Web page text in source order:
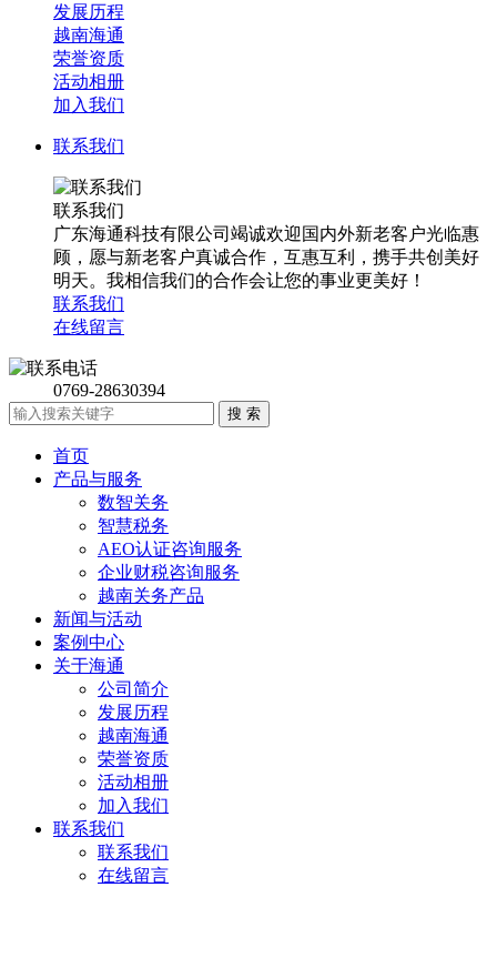
发展历程
越南海通
荣誉资质
活动相册
加入我们
联系我们
联系我们
广东海通科技有限公司竭诚欢迎国内外新老客户光临惠
顾，愿与新老客户真诚合作，互惠互利，携手共创美好
明天。我相信我们的合作会让您的事业更美好！
联系我们
在线留言
0769-28630394
首页
产品与服务
数智关务
智慧税务
AEO认证咨询服务
企业财税咨询服务
越南关务产品
新闻与活动
案例中心
关于海通
公司简介
发展历程
越南海通
荣誉资质
活动相册
加入我们
联系我们
联系我们
在线留言